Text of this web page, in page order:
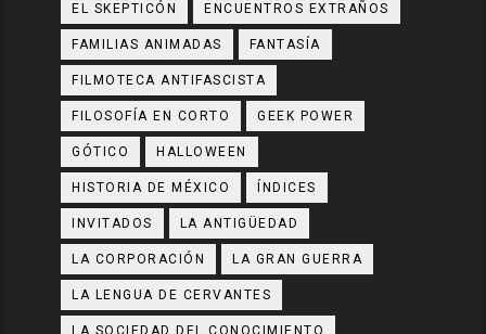
EL SKEPTICÓN ENCUENTROS EXTRAÑOS
FAMILIAS ANIMADAS FANTASÍA
FILMOTECA ANTIFASCISTA
FILOSOFÍA EN CORTO GEEK POWER
GÓTICO HALLOWEEN
HISTORIA DE MÉXICO ÍNDICES
INVITADOS LA ANTIGÜEDAD
LA CORPORACIÓN LA GRAN GUERRA
LA LENGUA DE CERVANTES
LA SOCIEDAD DEL CONOCIMIENTO